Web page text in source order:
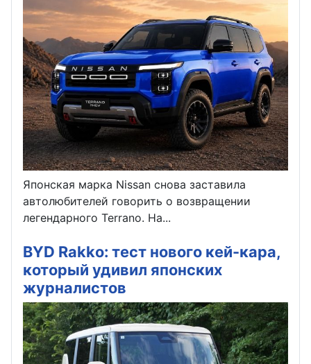
Японская марка Nissan снова заставила
автолюбителей говорить о возвращении
легендарного Terrano. На...
BYD Rakko: тест нового кей-кара,
который удивил японских
журналистов